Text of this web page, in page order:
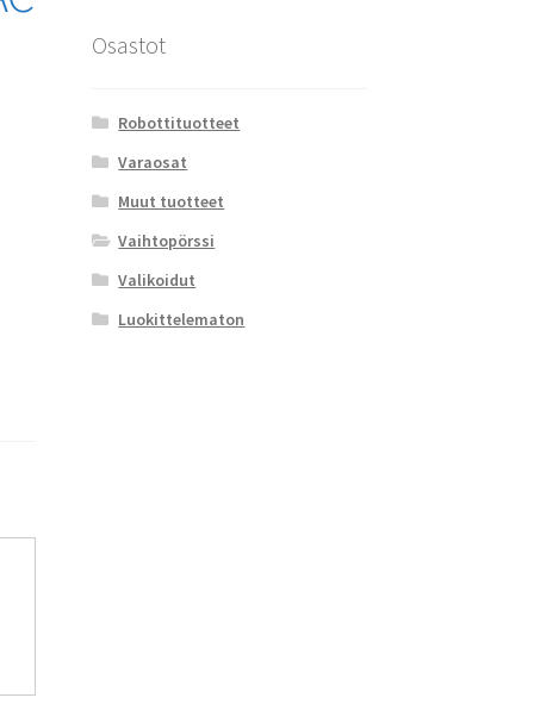
Osastot
Robottituotteet
Varaosat
Muut tuotteet
Vaihtopörssi
Valikoidut
Luokittelematon